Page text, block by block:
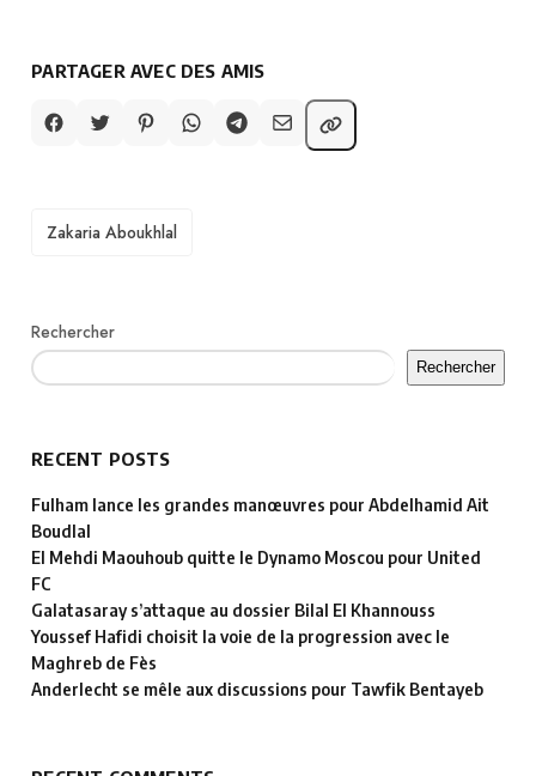
PARTAGER AVEC DES AMIS
TAGS
Zakaria Aboukhlal
Rechercher
Rechercher
RECENT POSTS
Fulham lance les grandes manœuvres pour Abdelhamid Ait
Boudlal
El Mehdi Maouhoub quitte le Dynamo Moscou pour United
FC
Galatasaray s’attaque au dossier Bilal El Khannouss
Youssef Hafidi choisit la voie de la progression avec le
Maghreb de Fès
Anderlecht se mêle aux discussions pour Tawfik Bentayeb